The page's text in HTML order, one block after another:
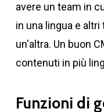
avere un team in
in una lingua e
un'altra. Un buon
contenuti in più
Funzioni di